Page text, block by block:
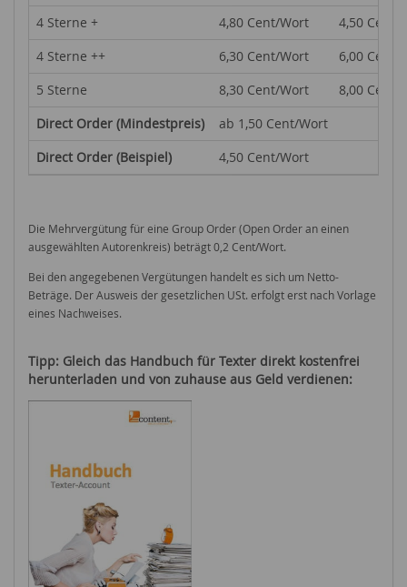
4 Sterne +
4,80 Cent/Wort
4,50 Cent/
4 Sterne ++
6,30 Cent/Wort
6,00 Cent/
5 Sterne
8,30 Cent/Wort
8,00 Cent/
Direct Order (Mindestpreis)
ab 1,50 Cent/Wort
Direct Order (Beispiel)
4,50 Cent/Wort
Die Mehrvergütung für eine Group Order (Open Order an einen
ausgewählten Autorenkreis) beträgt 0,2 Cent/Wort.
Bei den angegebenen Vergütungen handelt es sich um Netto-
Beträge. Der Ausweis der gesetzlichen USt. erfolgt erst nach Vorlage
eines Nachweises.
Tipp: Gleich das Handbuch für Texter direkt kostenfrei
herunterladen und von zuhause aus Geld verdienen: